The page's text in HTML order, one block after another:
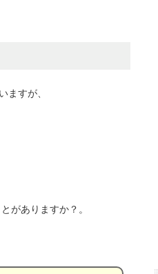
ますが、
がありますか？。